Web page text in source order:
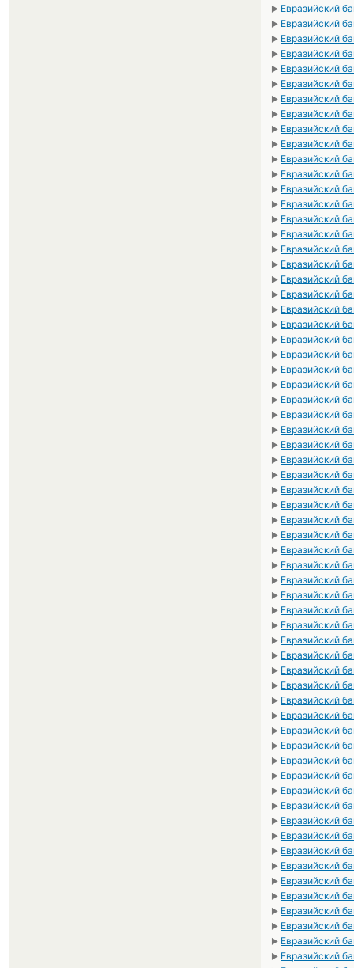
► Евразийский
► Евразийский
► Евразийский
► Евразийский
► Евразийский
► Евразийский
► Евразийский
► Евразийский
► Евразийский
► Евразийский
► Евразийский
► Евразийский
► Евразийский
► Евразийский
► Евразийский
► Евразийский
► Евразийский
► Евразийский
► Евразийский
► Евразийский
► Евразийский
► Евразийский
► Евразийский
► Евразийский
► Евразийский
► Евразийский
► Евразийский
► Евразийский
► Евразийский
► Евразийский
► Евразийский
► Евразийский
► Евразийский
► Евразийский
► Евразийский
► Евразийский
► Евразийский
► Евразийский
► Евразийский
► Евразийский
► Евразийский
► Евразийский
► Евразийский
► Евразийский
► Евразийский
► Евразийский
► Евразийский
► Евразийский
► Евразийский
► Евразийский
► Евразийский
► Евразийский
► Евразийский
► Евразийский
► Евразийский
► Евразийский
► Евразийский
► Евразийский
► Евразийский
► Евразийский
► Евразийский
► Евразийский
► Евразийский
► Евразийский